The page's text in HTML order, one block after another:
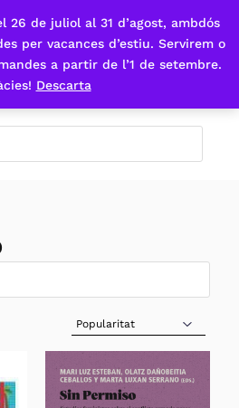
26 de juliol al 31 d’agost, ambdós
per vacances d’estiu. Servirem o
a partir de l’1 de setembre.
Descarta
Sort Products